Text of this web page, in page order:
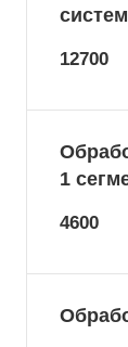
12700
1
4600